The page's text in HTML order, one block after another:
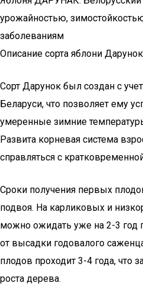
урожайностью,
заболеваниям
Описание сорта яблони
Сорт Дарунок был создан с
Беларуси, что позволяет ему
умеренные зимние
Развита корневая система
справляться с
Сроки получения первых
подвоя. На карликовых и
можно ожидать уже на 2-3 год
от высадки годовалого
плодов проходит 3-4 года, что
роста дерева.